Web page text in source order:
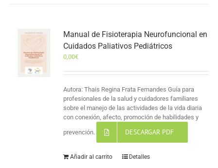
Manual de Fisioterapia Neurofuncional en
Cuidados Paliativos Pediátricos
0,00€
Autora: Thais Regina Frata Fernandes Guía para
profesionales de la salud y cuidadores familiares
sobre el manejo de las actividades de la vida diaria
con conexión, afecto, promoción de habilidades y
prevención. DESCARGAR PDF
Añadir al carrito Detalles